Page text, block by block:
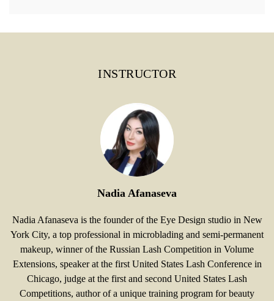
INSTRUCTOR
Nadia Afanaseva
Nadia Afanaseva is the founder of the Eye Design studio in New
York City, a top professional in microblading and semi-permanent
makeup, winner of the Russian Lash Competition in Volume
Extensions, speaker at the first United States Lash Conference in
Chicago, judge at the first and second United States Lash
Competitions, author of a unique training program for beauty